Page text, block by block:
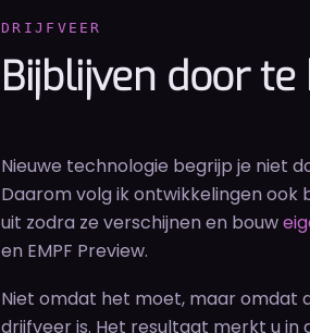
DRIJFVEER
Bijblijven door
Nieuwe technologie begrijp je niet
Daarom volg ik ontwikkelingen ook
uit zodra ze verschijnen en bouw
en EMPF Preview.
Niet omdat het moet, maar omdat
drijfveer is. Het resultaat merkt u in